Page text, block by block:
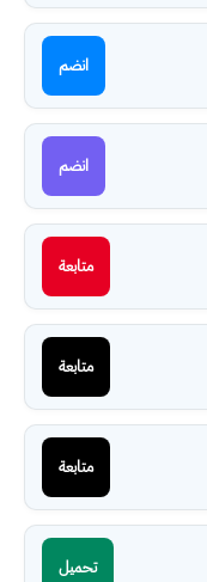
انضم
انضم
متابعة
متابعة
متابعة
تحميل